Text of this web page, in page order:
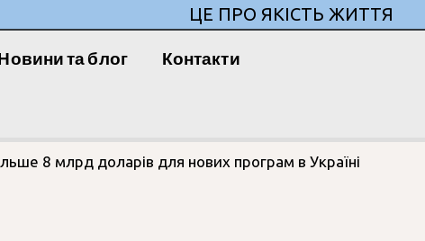
ЦЕ ПРО ЯКІСТЬ ЖИТТЯ
та блог Контакти
8 млрд доларів для нових програм в Україні